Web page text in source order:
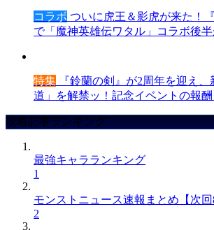
コラボ ついに虎王＆影虎が来た！
で「魔神英雄伝ワタル」コラボ後半
特集 『鈴蘭の剣』が2周年を迎え
道」を解禁ッ！記念イベントの報酬
攻略記事ランキング
最強キャラランキング
1
モンストニュース速報まとめ【次回
2